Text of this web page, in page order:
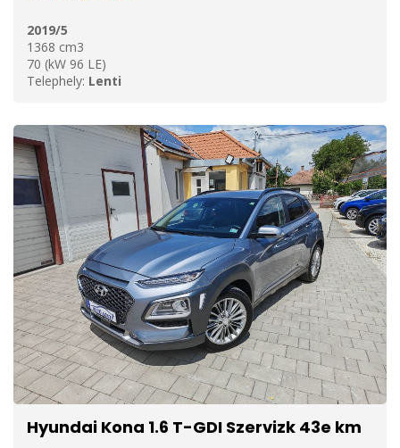
2019/5
1368 cm3
70 (kW 96 LE)
Telephely: Lenti
Hyundai Kona 1.6 T-GDI Szervizk 43e km